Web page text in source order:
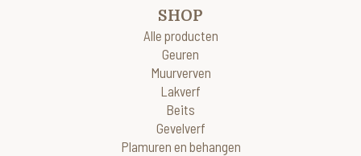
SHOP
Alle producten
Geuren
Muurverven
Lakverf
Beits
Gevelverf
Plamuren en behangen